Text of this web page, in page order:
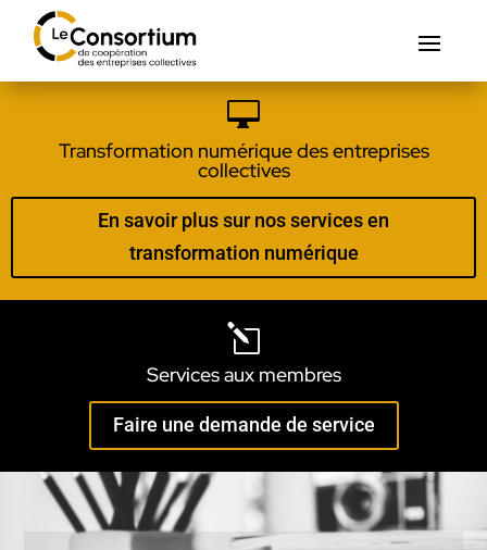

Transformation numérique des entreprises
collectives
En savoir plus sur nos services en
transformation numérique
l
Services aux membres
Faire une demande de service